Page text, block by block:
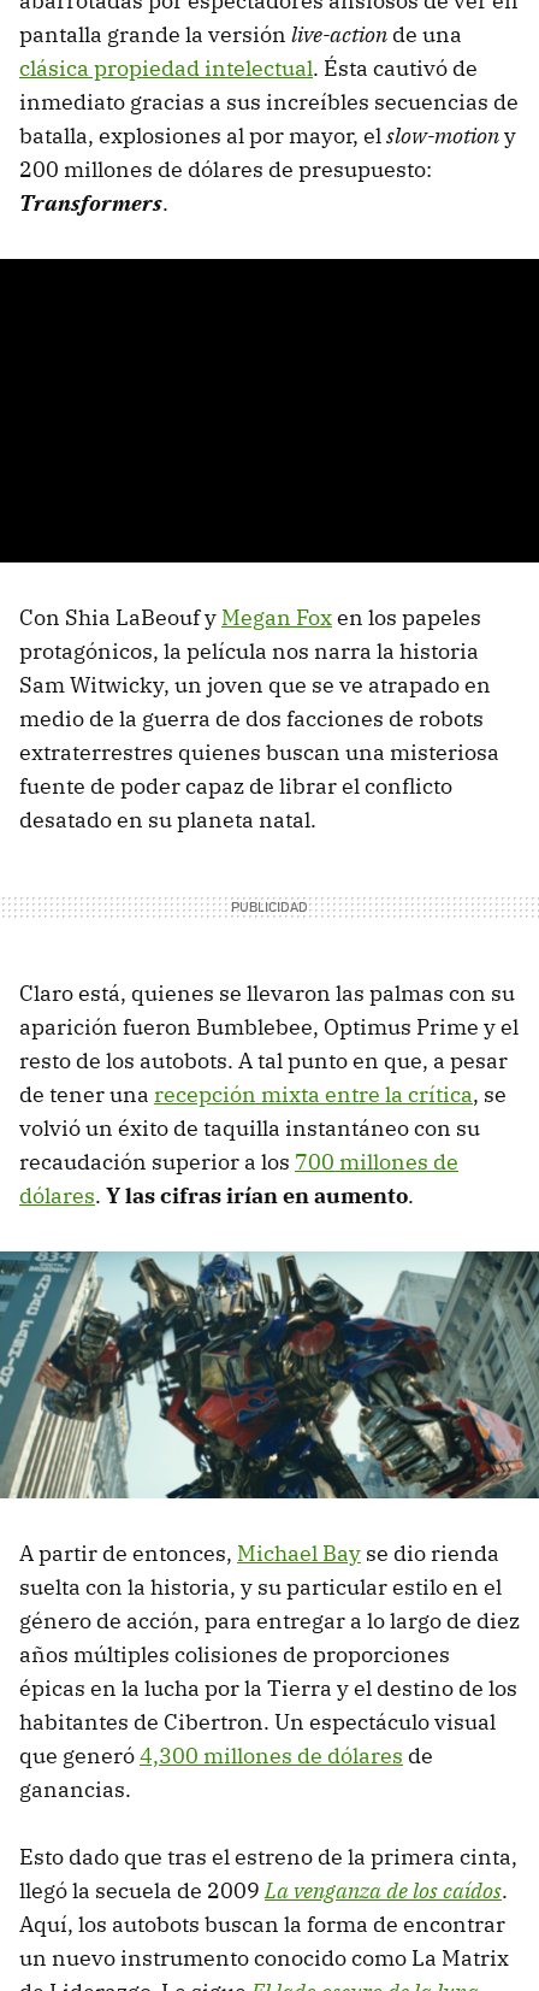
pantalla grande la versión live-action de una
clásica propiedad intelectual. Ésta cautivó de
inmediato gracias a sus increíbles secuencias de
batalla, explosiones al por mayor, elslow-motiony
200 millones de dólares de presupuesto:
Transformers.
Con Shia LaBeouf y Megan Foxen los papeles
protagónicos, la película nos narra la historia
Sam Witwicky, un joven que se ve atrapado en
medio de la guerra de dos facciones de robots
extraterrestres quienes buscan una misteriosa
fuente de poder capaz de librar el conflicto
desatado en su planeta natal.
Claro está, quienes se llevaron las palmas con su
aparición fueron Bumblebee, Optimus Prime y el
resto de los autobots. A tal punto en que, a pesar
de tener una recepción mixta entre la crítica, se
volvió un éxito de taquilla instantáneo con su
recaudación superior a los 700 millones de
dólares. Y las cifras irían en aumento.
A partir de entonces, Michael Bay se dio rienda
suelta con la historia, y su particular estilo en el
género de acción, para entregar a lo largo de diez
años múltiples colisiones de proporciones
épicas en la lucha por la Tierra y el destino de los
habitantes de Cibertron. Un espectáculo visual
que generó4,300 millones de dólares de
ganancias.
Esto dado que tras el estreno de la primera cinta,
llegó la secuela de 2009La venganza de los caídos.
Aquí, los autobots buscan la forma de encontrar
un nuevo instrumento conocido como La Matrix